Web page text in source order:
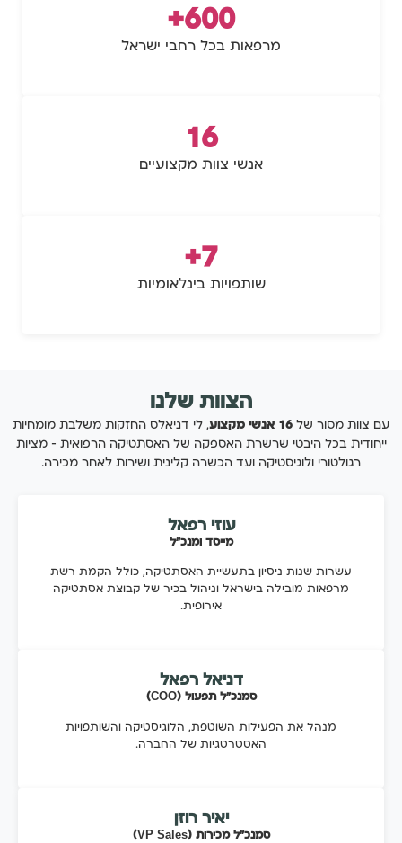
600+
מרפאות בכל רחבי ישראל
16
אנשי צוות מקצועיים
7+
שותפויות בינלאומיות
הצוות שלנו
עם צוות מסור של 16 אנשי מקצוע
, לי דניאלס החזקות משלבת מומחיות
ייחודית בכל היבטי שרשרת האספקה של האסתטיקה הרפואית — מציות
רגולטורי ולוגיסטיקה ועד הכשרה קלינית ושירות לאחר מכירה.
עוזי רפאל
מייסד ומנכ"ל
עשרות שנות ניסיון בתעשיית האסתטיקה, כולל הקמת רשת
מרפאות מובילה בישראל וניהול בכיר של קבוצת אסתטיקה
אירופית.
דניאל רפאל
סמנכ"ל תפעול (COO)
מנהל את הפעילות השוטפת, הלוגיסטיקה והשותפויות
האסטרטגיות של החברה.
יאיר רוזן
סמנכ"ל מכירות (VP Sales)